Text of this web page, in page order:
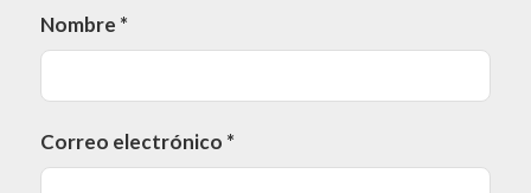
Nombre *
Correo electrónico *